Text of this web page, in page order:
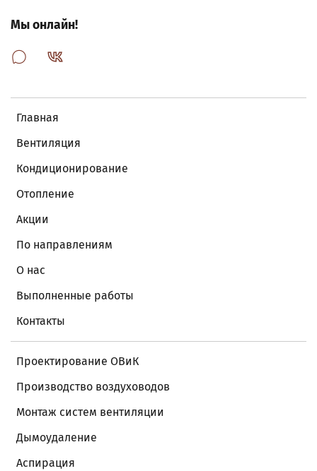
Главная
Вентиляция
Кондиционирование
Отопление
Акции
По направлениям
О нас
Выполненные работы
Контакты
Проектирование ОВиК
Производство воздуховодов
Монтаж систем вентиляции
Дымоудаление
Аспирация
Мы онлайн!